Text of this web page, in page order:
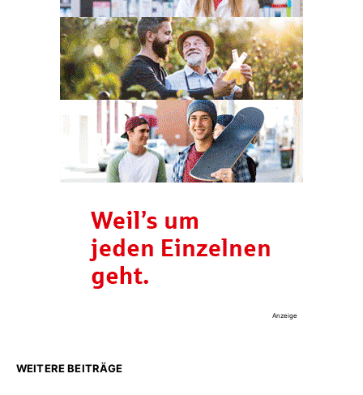
Anzeige
WEITERE BEITRÄGE